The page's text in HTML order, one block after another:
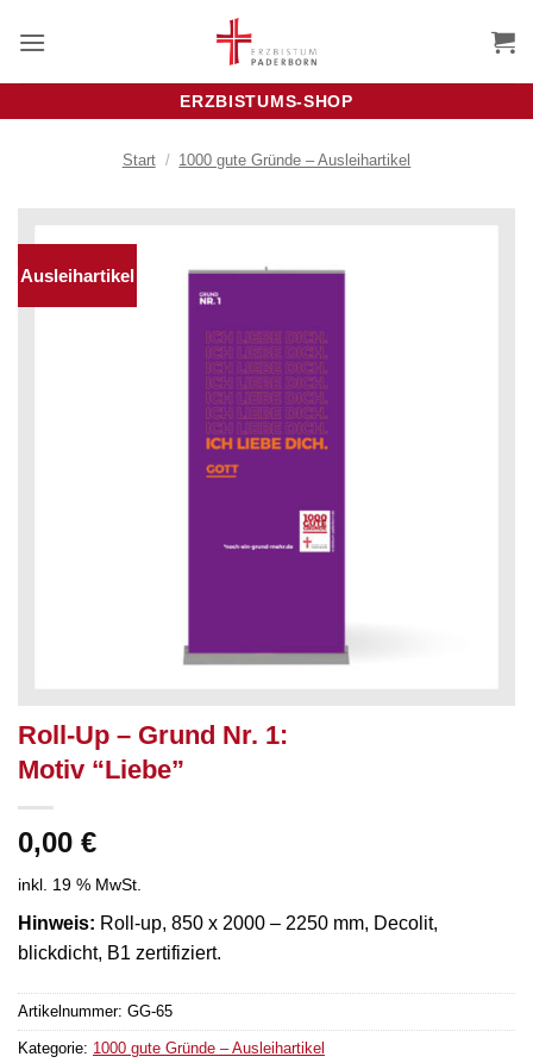
Inhalt
ERZBISTUMS-SHOP
Start / 1000 gute Gründe – Ausleihartikel
Ausleihartikel
Roll-Up – Grund Nr. 1:
Motiv “Liebe”
0,00 €
inkl. 19 % MwSt.
Hinweis: Roll-up, 850 x 2000 – 2250 mm, Decolit,
blickdicht, B1 zertifiziert.
Artikelnummer: GG-65
Kategorie: 1000 gute Gründe – Ausleihartikel